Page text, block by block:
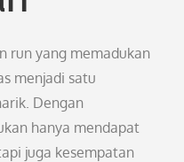
run yang memadukan
menjadi satu
Dengan
hanya mendapat
juga kesempatan